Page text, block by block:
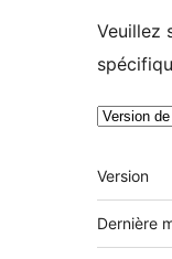
Veuillez
Méta
Version
Dernière